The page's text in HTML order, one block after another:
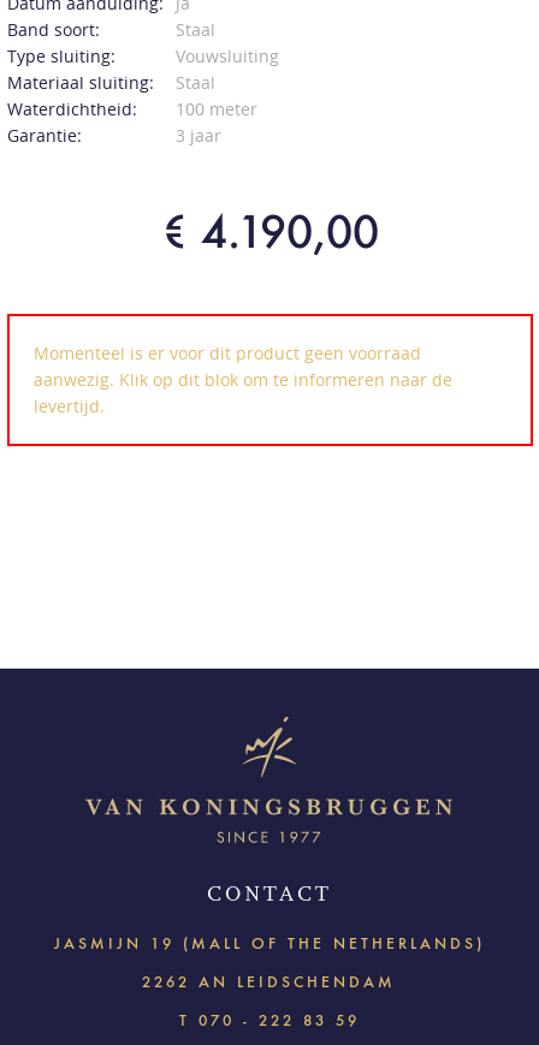
Band soort:
Staal
Type sluiting:
Vouwsluiting
Materiaal sluiting:
Staal
Waterdichtheid:
100 meter
Garantie:
3 jaar
€ 4.190,00
Momenteel is er voor dit product geen voorraad
aanwezig. Klik op dit blok om te informeren naar de
levertijd.
CONTACT
JASMIJN 19 (MALL OF THE NETHERLANDS)
2262 AN LEIDSCHENDAM
T 070 - 222 83 59